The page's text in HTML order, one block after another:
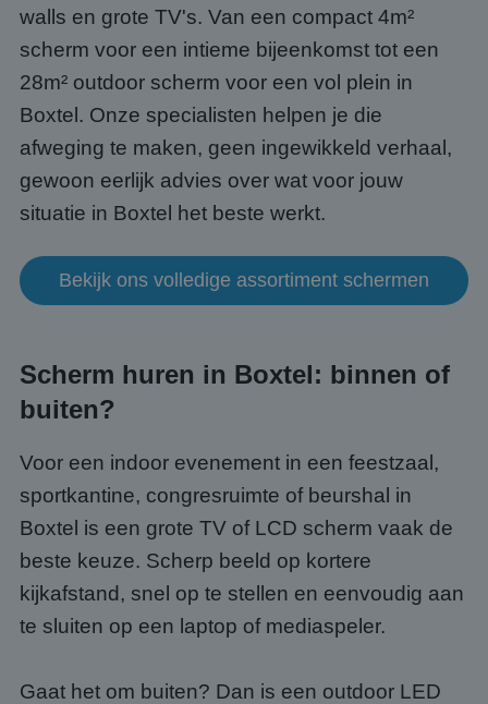
walls en grote TV's. Van een compact 4m²
scherm voor een intieme bijeenkomst tot een
28m² outdoor scherm voor een vol plein in
Boxtel. Onze specialisten helpen je die
afweging te maken, geen ingewikkeld verhaal,
gewoon eerlijk advies over wat voor jouw
situatie in Boxtel het beste werkt.
Bekijk ons volledige assortiment schermen
Scherm huren in Boxtel: binnen of
buiten?
Voor een indoor evenement in een feestzaal,
sportkantine, congresruimte of beurshal in
Boxtel is een grote TV of LCD scherm vaak de
beste keuze. Scherp beeld op kortere
kijkafstand, snel op te stellen en eenvoudig aan
te sluiten op een laptop of mediaspeler.
Gaat het om buiten? Dan is een outdoor LED